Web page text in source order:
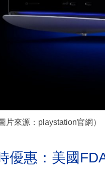
圖片來源：playstation官網）
優惠：美國